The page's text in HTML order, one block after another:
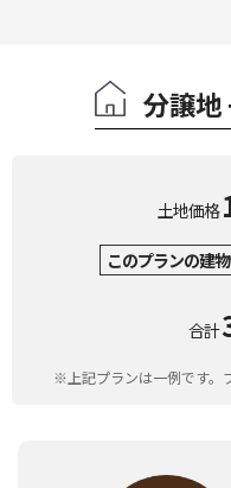
分譲地
土地価格
このプランの建
合計
※上記プランは一例です。